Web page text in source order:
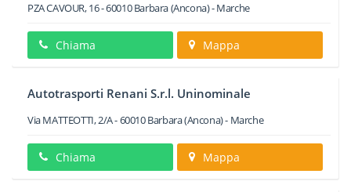
PZA CAVOUR, 16-60010 Barbara(Ancona) -Marche
Chiama Mappa
Autotrasporti Renani S.r.l. Uninominale
Via MATTEOTTI, 2/A-60010Barbara(Ancona) - Marche
Chiama Mappa